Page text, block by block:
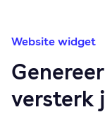
Website widget
versterk